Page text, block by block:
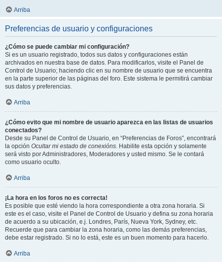
Arriba
Preferencias de usuario y configuraciones
¿Cómo se puede cambiar mi configuración?
Si es un usuario registrado, todos sus datos y configuraciones están
archivados en nuestra base de datos. Para modificarlos, visite el Panel de
Control de Usuario; haciendo clic en su nombre de usuario que se encuentra
en la parte superior de las páginas del foro. Este sistema le permitirá cambiar
sus datos y preferencias.
Arriba
¿Cómo evito que mi nombre de usuario aparezca en las listas de usuarios
conectados?
Desde su Panel de Control de Usuario, en “Preferencias de Foros”, encontrará
la opción Ocultar mi estado de conexións. Habilite esta opción y solamente
será visto por Administradores, Moderadores y usted mismo. Se le contará
como usuario oculto.
Arriba
¡La hora en los foros no es correcta!
Es posible que esté viendo la hora correspondiente a otra zona horaria. Si
este es el caso, visite el Panel de Control de Usuario y defina su zona horaria
de acuerdo a su ubicación, e.j. Londres, París, Nueva York, Sydney, etc.
Recuerde que para cambiar la zona horaria, como las demás preferencias,
debe estar registrado. Si no lo está, este es un buen momento para hacerlo.
Arriba